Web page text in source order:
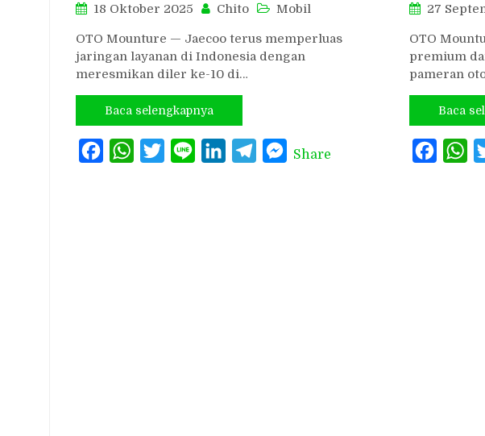
18 Oktober 2025 Chito Mobil
OTO Mounture — Jaecoo terus memperluas
jaringan layanan di Indonesia dengan
meresmikan diler ke-10 di…
Baca selengkapnya
FacebookWhatsAppTwitterLine LinkedInTelegramMessenger
Share
27
OTO
premium
pameran
Baca